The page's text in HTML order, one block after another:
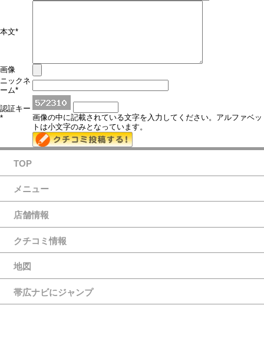
本文*
画像
ニックネ
ーム*
認証キー
*
画像の中に記載されている文字を入力してください。アルファベッ
トは小文字のみとなっています。
TOP
メニュー
店舗情報
クチコミ情報
地図
帯広ナビにジャンプ